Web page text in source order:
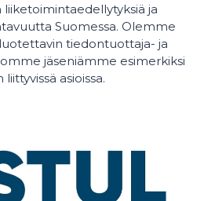
liiketoimintaedellytyksiä ja
Suomessa. Olemme
tiedontuottaja- ja
jäseniämme esimerkiksi
asioissa.